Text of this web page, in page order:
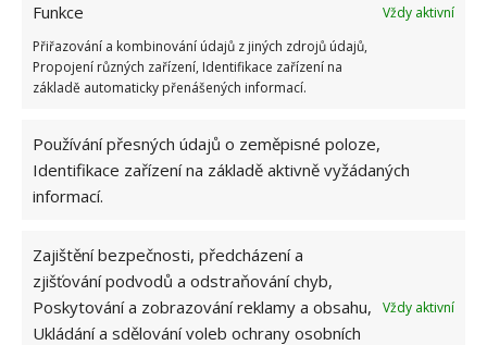
Funkce
Vždy aktivní
Přiřazování a kombinování údajů z jiných zdrojů údajů,
Propojení různých zařízení, Identifikace zařízení na
základě automaticky přenášených informací.
Používání přesných údajů o zeměpisné poloze,
Identifikace zařízení na základě aktivně vyžádaných
informací.
Zajištění bezpečnosti, předcházení a
zjišťování podvodů a odstraňování chyb,
Poskytování a zobrazování reklamy a obsahu,
Ukládání a sdělování voleb ochrany osobních
Vždy aktivní
masážní stolem.